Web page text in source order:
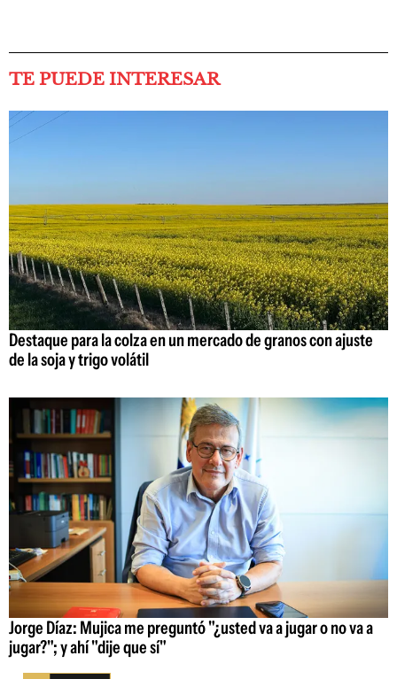
TE PUEDE INTERESAR
Destaque para la colza en un mercado de granos con ajuste
de la soja y trigo volátil
Jorge Díaz: Mujica me preguntó "¿usted va a jugar o no va a
jugar?"; y ahí "dije que sí"